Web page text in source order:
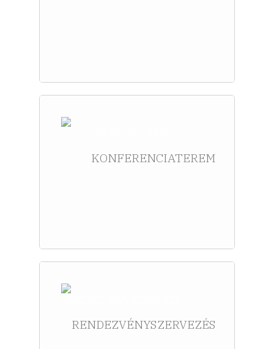
KONFERENCIATEREM
RENDEZVÉNYSZERVEZÉS